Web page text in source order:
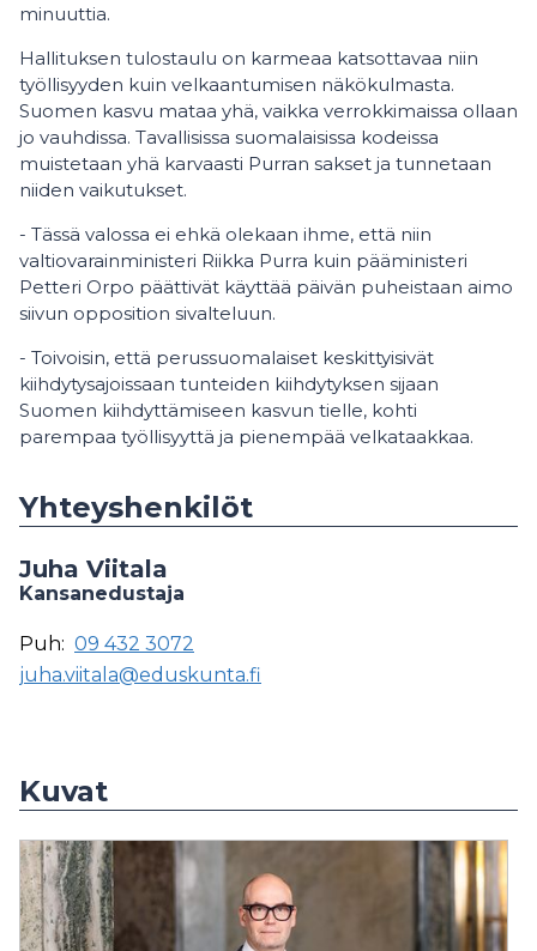
minuuttia.
Hallituksen tulostaulu on karmeaa katsottavaa niin
työllisyyden kuin velkaantumisen näkökulmasta.
Suomen kasvu mataa yhä, vaikka verrokkimaissa ollaan
jo vauhdissa. Tavallisissa suomalaisissa kodeissa
muistetaan yhä karvaasti Purran sakset ja tunnetaan
niiden vaikutukset.
- Tässä valossa ei ehkä olekaan ihme, että niin
valtiovarainministeri Riikka Purra kuin pääministeri
Petteri Orpo päättivät käyttää päivän puheistaan aimo
siivun opposition sivalteluun.
- Toivoisin, että perussuomalaiset keskittyisivät
kiihdytysajoissaan tunteiden kiihdytyksen sijaan
Suomen kiihdyttämiseen kasvun tielle, kohti
parempaa työllisyyttä ja pienempää velkataakkaa.
Yhteyshenkilöt
Juha Viitala
Kansanedustaja
Puh: 09 432 3072
juha.viitala@eduskunta.fi
Kuvat